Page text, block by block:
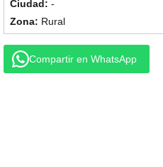
-
Rural
Compartir en WhatsApp